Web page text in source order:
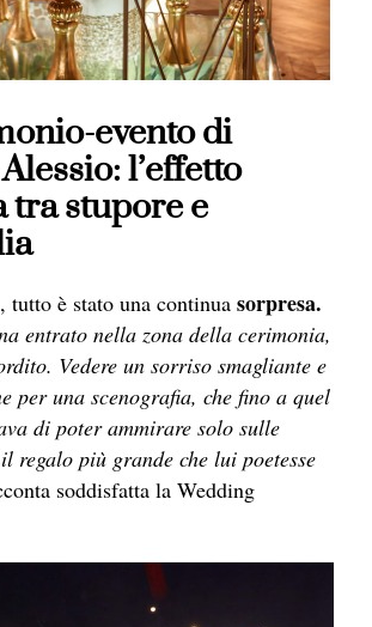
evento di
l’effetto
tra stupore e
tutto è stato una continua sorpresa.
entrato nella zona della cerimonia,
Vedere un sorriso smagliante e
per una scenografia, che fino a quel
di poter ammirare solo sulle
regalo più grande che lui poetesse
soddisfatta la Wedding